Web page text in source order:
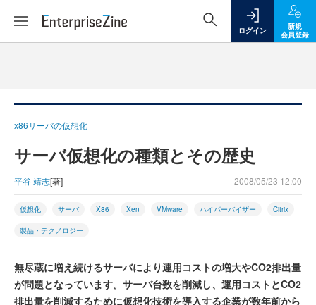
ログイン
新規
会員登録
x86サーバの仮想化
サーバ仮想化の種類とその歴史
平谷 靖志[著] 2008/05/23 12:00
仮想化 サーバ X86 Xen VMware ハイパーバイザー Citrix
製品・テクノロジー
無尽蔵に増え続けるサーバにより運用コストの増大やCO2排出量
が問題となっています。サーバ台数を削減し、運用コストとCO2
排出量を削減するために仮想化技術を導入する企業が数年前から